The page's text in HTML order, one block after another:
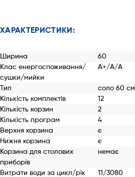
ХАРАКТЕРИСТИКИ:
Ширина
60
Клас енергоспоживання/
сушки/мийки
А+/А/А
Тип
соло 60 см
Кількість комплектів
12
Кількість корзин
2
Кількість програм
4
Верхня корзина
є
Нижня корзина
є
Корзина для столових
приборів
немає
Витрати води за цикл/рік
11/3080